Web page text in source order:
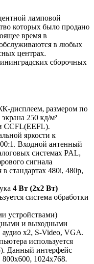
ламповой
которых было продано
время в
в любых
центрах.
сборочных
дисплеем, размером по
экрана 250 кд/м²
CCFL(EEFL).
яркости к
Входной антенный
системах PAL,
сигнала
стандартах 480i, 480p,
4 Вт (2x2 Вт)
система обработки
устройствами)
и выходными
x2, S-Video, VGA.
используется
Данный интерфейс
1024x768.